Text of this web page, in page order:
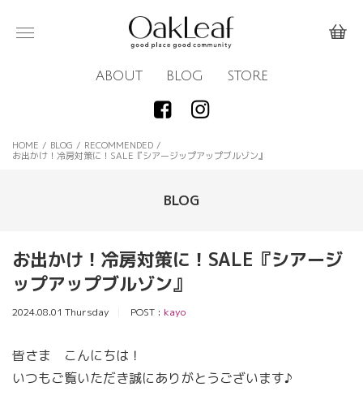
ABOUT BLOG STORE
HOME / BLOG / RECOMMENDED /
お出かけ！冷房対策に！SALE『シアージップアップブルゾン』
BLOG
お出かけ！冷房対策に！SALE『シアージ
ップアップブルゾン』
2024.08.01 Thursday POST : kayo
皆さま こんにちは！
いつもご覧いただき誠にありがとうございます♪